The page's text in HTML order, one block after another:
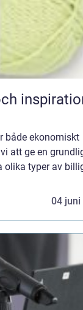
både ekonomiskt
att ge en
olika typer av
04 juni